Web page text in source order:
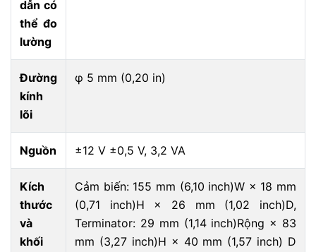
dẫn có
thể đo
lường
Đường
kính
lõi
φ 5 mm (0,20 in)
Nguồn ±12 V ±0,5 V, 3,2 VA
Kích
thước
và
khối
Cảm biến: 155 mm (6,10 inch)W × 18 mm
(0,71 inch)H × 26 mm (1,02 inch)D,
Terminator: 29 mm (1,14 inch)Rộng × 83
mm (3,27 inch)H × 40 mm (1,57 inch) D